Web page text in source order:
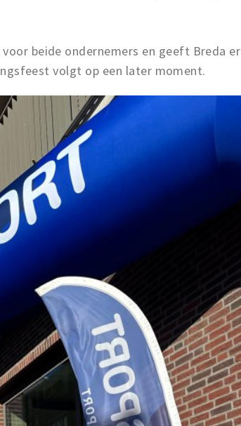
beide ondernemers en geeft Breda er
volgt op een later moment.